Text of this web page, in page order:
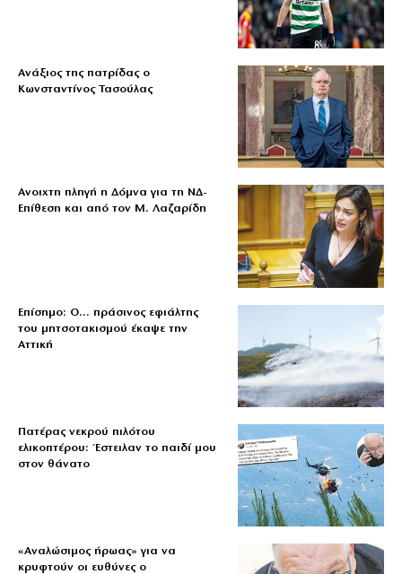
Ανάξιος της πατρίδας ο
Κωνσταντίνος Τασούλας
Ανοιχτη πληγή η Δόμνα για τη ΝΔ-
Επίθεση και από τον Μ. Λαζαρίδη
Επίσημο: Ο… πράσινος εφιάλτης
του μητσοτακισμού έκαψε την
Αττική
Πατέρας νεκρού πιλότου
ελικοπτέρου: Έστειλαν το παιδί μου
στον θάνατο
«Aναλώσιμος ήρωας» για να
κρυφτούν οι ευθύνες ο